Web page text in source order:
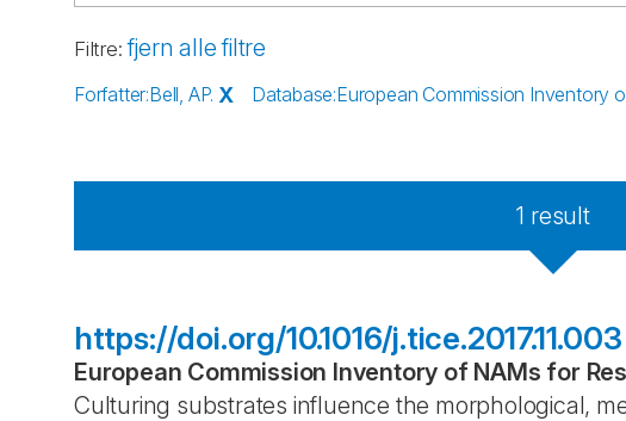
Filtre: fjern alle filtre
Forfatter:Bell, AP. X Database:European Commission Inventory
1 result
https://doi.org/10.1016/j.tice.2017.11.003
European Commission Inventory of NAMs for
Culturing substrates influence the morphological,